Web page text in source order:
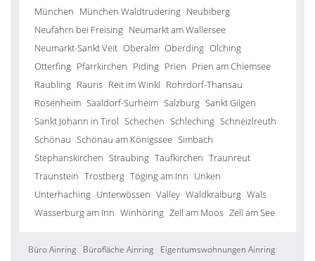
München München Waldtrudering Neubiberg
Neufahrn bei Freising Neumarkt am Wallersee
Neumarkt-Sankt Veit Oberalm Oberding Olching
Otterfing Pfarrkirchen Piding Prien Prien am Chiemsee
Raubling Rauris Reit im Winkl Rohrdorf-Thansau
Rosenheim Saaldorf-Surheim Salzburg Sankt Gilgen
Sankt Johann in Tirol Schechen Schleching Schneizlreuth
Schönau Schönau am Königssee Simbach
Stephanskirchen Straubing Taufkirchen Traunreut
Traunstein Trostberg Töging am Inn Unken
Unterhaching Unterwössen Valley Waldkraiburg Wals
Wasserburg am Inn Winhöring Zell am Moos Zell am See
Büro Ainring Bürofläche Ainring
Eigentumswohnungen Ainring